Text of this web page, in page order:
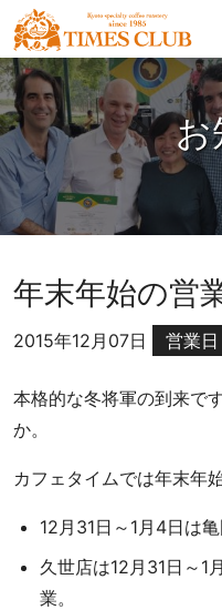
コンテンツへ
ナビゲーションへ
ホームへ
ホーム
タイムズクラブの想い
スペシャルティコーヒ
取扱い商品
会社概要
卸案内
写真ギャラリー
お知らせ
オンラインショップ
京
都
ス
ペ
シ
ャ
テ
ィ
コ
ー
豆
門
フ
お
年末年始の営
2015年12月07日 営業日
本格的な冬将軍の到来で
か。
カフェタイムでは年末年
12月31日～1月4日は
久世店は12月31日～1
業。